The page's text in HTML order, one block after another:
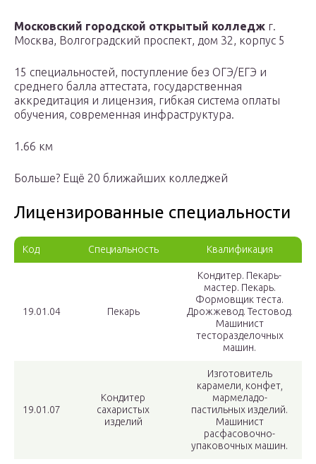
Московский городской открытый колледж г.
Москва, Волгоградский проспект, дом 32, корпус 5
15 специальностей, поступление без ОГЭ/ЕГЭ и
среднего балла аттестата, государственная
аккредитация и лицензия, гибкая система оплаты
обучения, современная инфраструктура.
1.66 км
Больше? Ещё 20 ближайших колледжей
Лицензированные специальности
Код Специальность Квалификация
19.01.04 Пекарь
Кондитер. Пекарь-
мастер. Пекарь.
Формовщик теста.
Дрожжевод. Тестовод.
Машинист
тесторазделочных
машин.
19.01.07
Кондитер
сахаристых
изделий
Изготовитель
карамели, конфет,
мармеладо-
пастильных изделий.
Машинист
расфасовочно-
упаковочных машин.